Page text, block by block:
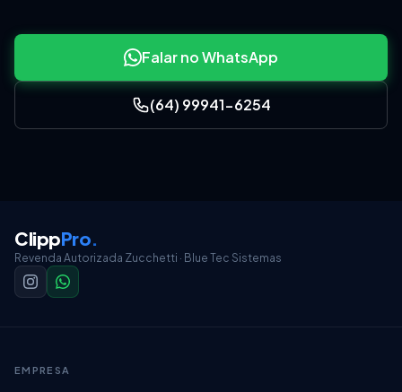
Falar no WhatsApp
(64) 99941-6254
ClippPro.
Revenda Autorizada Zucchetti · Blue Tec Sistemas
EMPRESA